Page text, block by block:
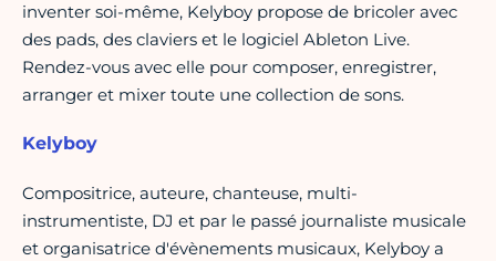
inventer soi-même, Kelyboy propose de bricoler avec
des pads, des claviers et le logiciel Ableton Live.
Rendez-vous avec elle pour composer, enregistrer,
arranger et mixer toute une collection de sons.
Kelyboy
Compositrice, auteure, chanteuse, multi-
instrumentiste, DJ et par le passé journaliste musicale
et organisatrice d'évènements musicaux, Kelyboy a